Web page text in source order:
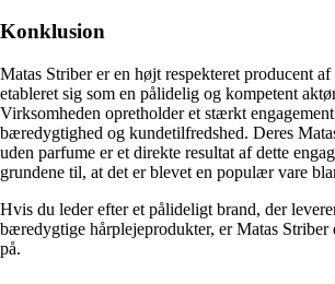
Konklusion
Matas Striber er en højt respekteret producent
etableret sig som en pålidelig og kompetent
Virksomheden opretholder et stærkt
bæredygtighed og kundetilfredshed. Deres
uden parfume er et direkte resultat af dette
grundene til, at det er blevet en populær vare
Hvis du leder efter et pålideligt brand, der
bæredygtige hårplejeprodukter, er Matas Striber
på.